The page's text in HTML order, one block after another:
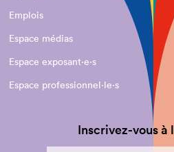
Emplois
Espace médias
Espace exposant·e⋅s
Espace professionnel·le⋅s
Inscrivez-vous